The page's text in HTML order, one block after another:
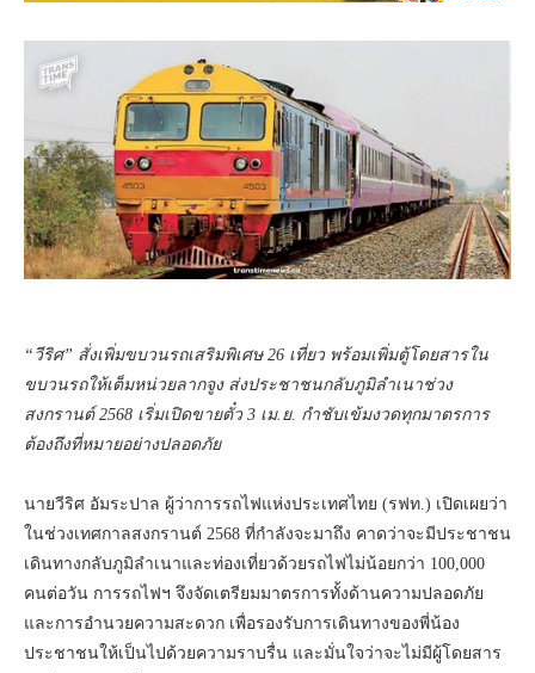
“วีริศ” สั่งเพิ่มขบวนรถเสริมพิเศษ 26 เที่ยว พร้อมเพิ่มตู้โดยสารใน
ขบวนรถให้เต็มหน่วยลากจูง ส่งประชาชนกลับภูมิลำเนาช่วง
สงกรานต์ 2568 เริ่มเปิดขายตั๋ว 3 เม.ย. กำชับเข้มงวดทุกมาตรการ
ต้องถึงที่หมายอย่างปลอดภัย
นายวีริศ อัมระปาล ผู้ว่าการรถไฟแห่งประเทศไทย (รฟท.) เปิดเผยว่า
ในช่วงเทศกาลสงกรานต์ 2568 ที่กำลังจะมาถึง คาดว่าจะมีประชาชน
เดินทางกลับภูมิลำเนาและท่องเที่ยวด้วยรถไฟไม่น้อยกว่า 100,000
คนต่อวัน การรถไฟฯ จึงจัดเตรียมมาตรการทั้งด้านความปลอดภัย
และการอำนวยความสะดวก เพื่อรองรับการเดินทางของพี่น้อง
ประชาชนให้เป็นไปด้วยความราบรื่น และมั่นใจว่าจะไม่มีผู้โดยสาร